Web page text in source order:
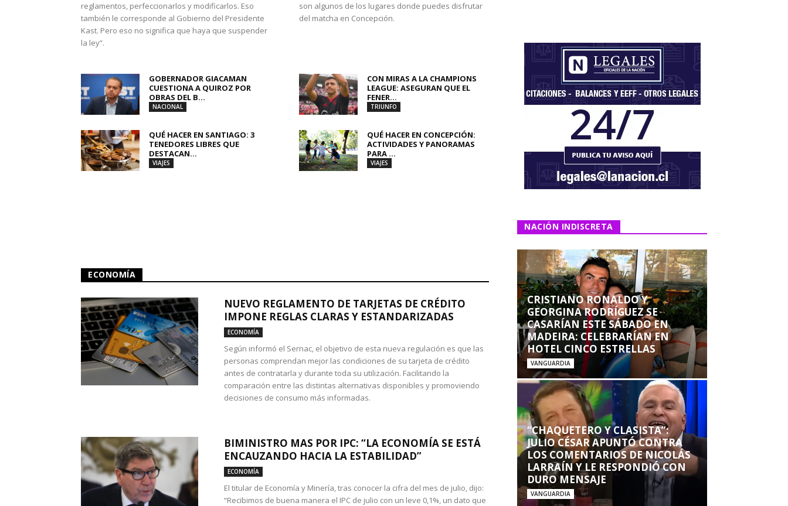
reglamentos, perfeccionarlos y modificarlos. Eso
también le corresponde al Gobierno del Presidente
Kast. Pero eso no significa que haya que suspender
la ley”.
son algunos de los lugares donde puedes disfrutar
del matcha en Concepción.
GOBERNADOR GIACAMAN
CUESTIONA A QUIROZ POR
OBRAS DEL B...
NACIONAL
CON MIRAS A LA CHAMPIONS
LEAGUE: ASEGURAN QUE EL
FENER...
TRIUNFO
QUÉ HACER EN SANTIAGO: 3
TENEDORES LIBRES QUE
DESTACAN...
VIAJES
QUÉ HACER EN CONCEPCIÓN:
ACTIVIDADES Y PANORAMAS
PARA ...
VIAJES
ECONOMÍA
NUEVO REGLAMENTO DE TARJETAS DE CRÉDITO
IMPONE REGLAS CLARAS Y ESTANDARIZADAS
ECONOMÍA
Según informó el Sernac, el objetivo de esta nueva regulación es que las
personas comprendan mejor las condiciones de su tarjeta de crédito
antes de contratarla y durante toda su utilización. Facilitando la
comparación entre las distintas alternativas disponibles y promoviendo
decisiones de consumo más informadas.
BIMINISTRO MAS POR IPC: “LA ECONOMÍA SE ESTÁ
ENCAUZANDO HACIA LA ESTABILIDAD”
ECONOMÍA
El titular de Economía y Minería, tras conocer la cifra del mes de julio, dijo:
“Recibimos de buena manera el IPC de julio con un leve 0,1%, un dato que
NACIÓN INDISCRETA
CRISTIANO RONALDO Y
GEORGINA RODRÍGUEZ SE
CASARÍAN ESTE SÁBADO EN
MADEIRA: CELEBRARÍAN EN
HOTEL CINCO ESTRELLAS
VANGUARDIA
“CHAQUETERO Y CLASISTA”:
JULIO CÉSAR APUNTÓ CONTRA
LOS COMENTARIOS DE NICOLÁS
LARRAÍN Y LE RESPONDIÓ CON
DURO MENSAJE
VANGUARDIA